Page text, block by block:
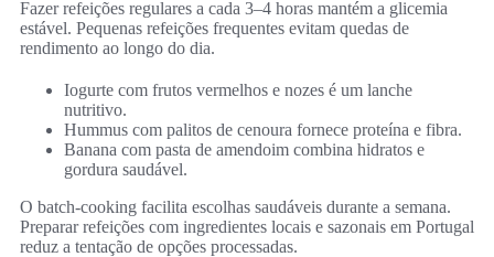
Fazer refeições regulares a cada 3–4 horas mantém a glicemia
estável. Pequenas refeições frequentes evitam quedas de
rendimento ao longo do dia.
Iogurte com frutos vermelhos e nozes é um lanche
nutritivo.
Hummus com palitos de cenoura fornece proteína e fibra.
Banana com pasta de amendoim combina hidratos e
gordura saudável.
O batch-cooking facilita escolhas saudáveis durante a semana.
Preparar refeições com ingredientes locais e sazonais em Portugal
reduz a tentação de opções processadas.